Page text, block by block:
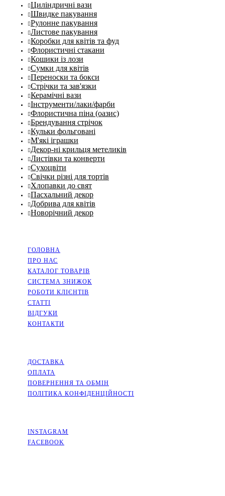
Циліндричні вази
Швидке пакування
Рулонне пакування
Листове пакування
Коробки для квітів та фуд
Флористичні стакани
Кошики із лози
Сумки для квітів
Переноски та бокси
Стрічки та зав'язки
Керамічні вази
Інструменти/лаки/фарби
Флористична піна (оазис)
Брендування стрічок
Кульки фольговані
М'які іграшки
Декор-ні крильця метеликів
Листівки та конверти
Сухоцвіти
Свічки різні для тортів
Хлопавки до свят
Пасхальний декор
Добрива для квітів
Новорічний декор
ГОЛОВНА
ПРО НАС
КАТАЛОГ ТОВАРІВ
СИСТЕМА ЗНИЖОК
РОБОТИ КЛІЄНТІВ
СТАТТІ
ВІДГУКИ
КОНТАКТИ
ДОСТАВКА
ОПЛАТА
ПОВЕРНЕННЯ ТА ОБМІН
ПОЛІТИКА КОНФІДЕНЦІЙНОСТІ
INSTAGRAM
FACEBOOK